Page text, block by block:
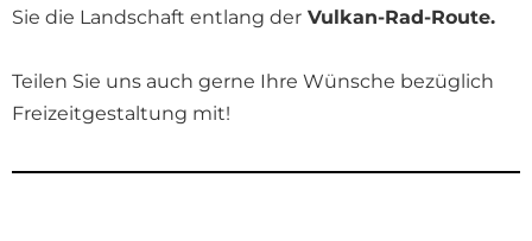
Sie die Landschaft entlang der Vulkan-Rad-Route.
Teilen Sie uns auch gerne Ihre Wünsche bezüglich
Freizeitgestaltung mit!